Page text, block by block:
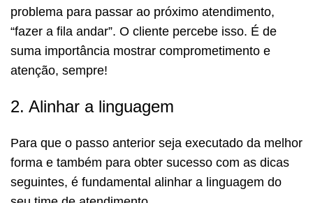
problema para passar ao próximo atendimento,
“fazer a fila andar”. O cliente percebe isso. É de
suma importância mostrar comprometimento e
atenção, sempre!
2. Alinhar a linguagem
Para que o passo anterior seja executado da melhor
forma e também para obter sucesso com as dicas
seguintes, é fundamental alinhar a linguagem do